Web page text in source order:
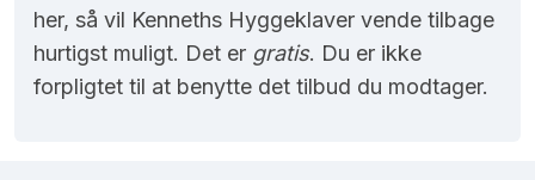
her, så vil Kenneths Hyggeklaver vende tilbage
hurtigst muligt. Det er gratis. Du er ikke
forpligtet til at benytte det tilbud du modtager.